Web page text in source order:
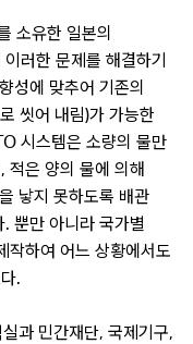
소유한 일본의
러한 문제를 해결하기
성에 맞추어 기존의
씻어 내림)가 가능한
시스템은 소량의 물만
적은 양의 물에 의해
낳지 못하도록 배관
뿐만 아니라 국가별
작하여 어느 상황에서도
.
과 민간재단, 국제기구,